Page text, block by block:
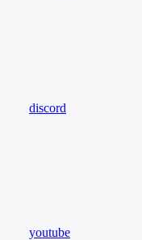
discord
youtube